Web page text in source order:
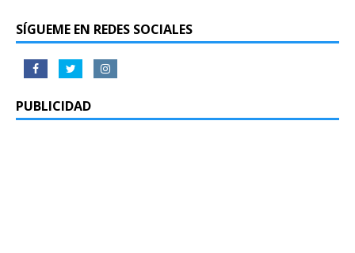
SÍGUEME EN REDES SOCIALES
PUBLICIDAD